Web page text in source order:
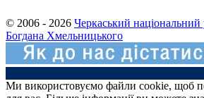
© 2006 - 2026 Черкаський національний
Богдана Хмельницького
Ми використовуємо файли cookie, щоб